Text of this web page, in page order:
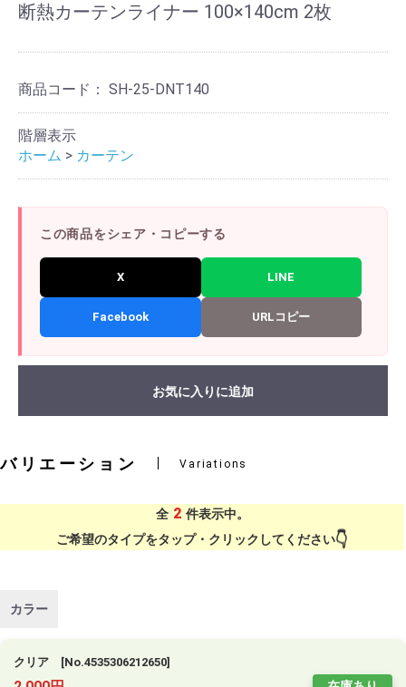
断熱カーテンライナー 100×140cm 2枚
商品コード： SH-25-DNT140
階層表示
ホーム > カーテン
この商品をシェア・コピーする
X LINE
Facebook URLコピー
お気に入りに追加
バリエーション Variations
全 2 件表示中。
ご希望のタイプをタップ・クリックしてください
カラー
クリア [No.4535306212650]